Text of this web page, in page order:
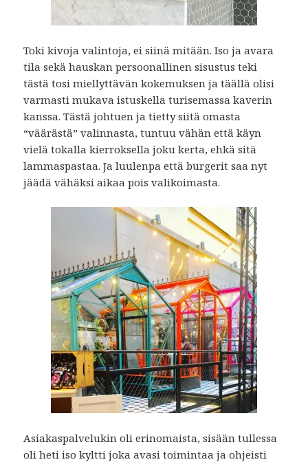
Toki kivoja valintoja, ei siinä mitään. Iso ja avara
tila sekä hauskan persoonallinen sisustus teki
tästä tosi miellyttävän kokemuksen ja täällä olisi
varmasti mukava istuskella turisemassa kaverin
kanssa. Tästä johtuen ja tietty siitä omasta
“väärästä” valinnasta, tuntuu vähän että käyn
vielä tokalla kierroksella joku kerta, ehkä sitä
lammaspastaa. Ja luulenpa että burgerit saa nyt
jäädä vähäksi aikaa pois valikoimasta.
Asiakaspalvelukin oli erinomaista, sisään tullessa
oli heti iso kyltti joka avasi toimintaa ja ohjeisti